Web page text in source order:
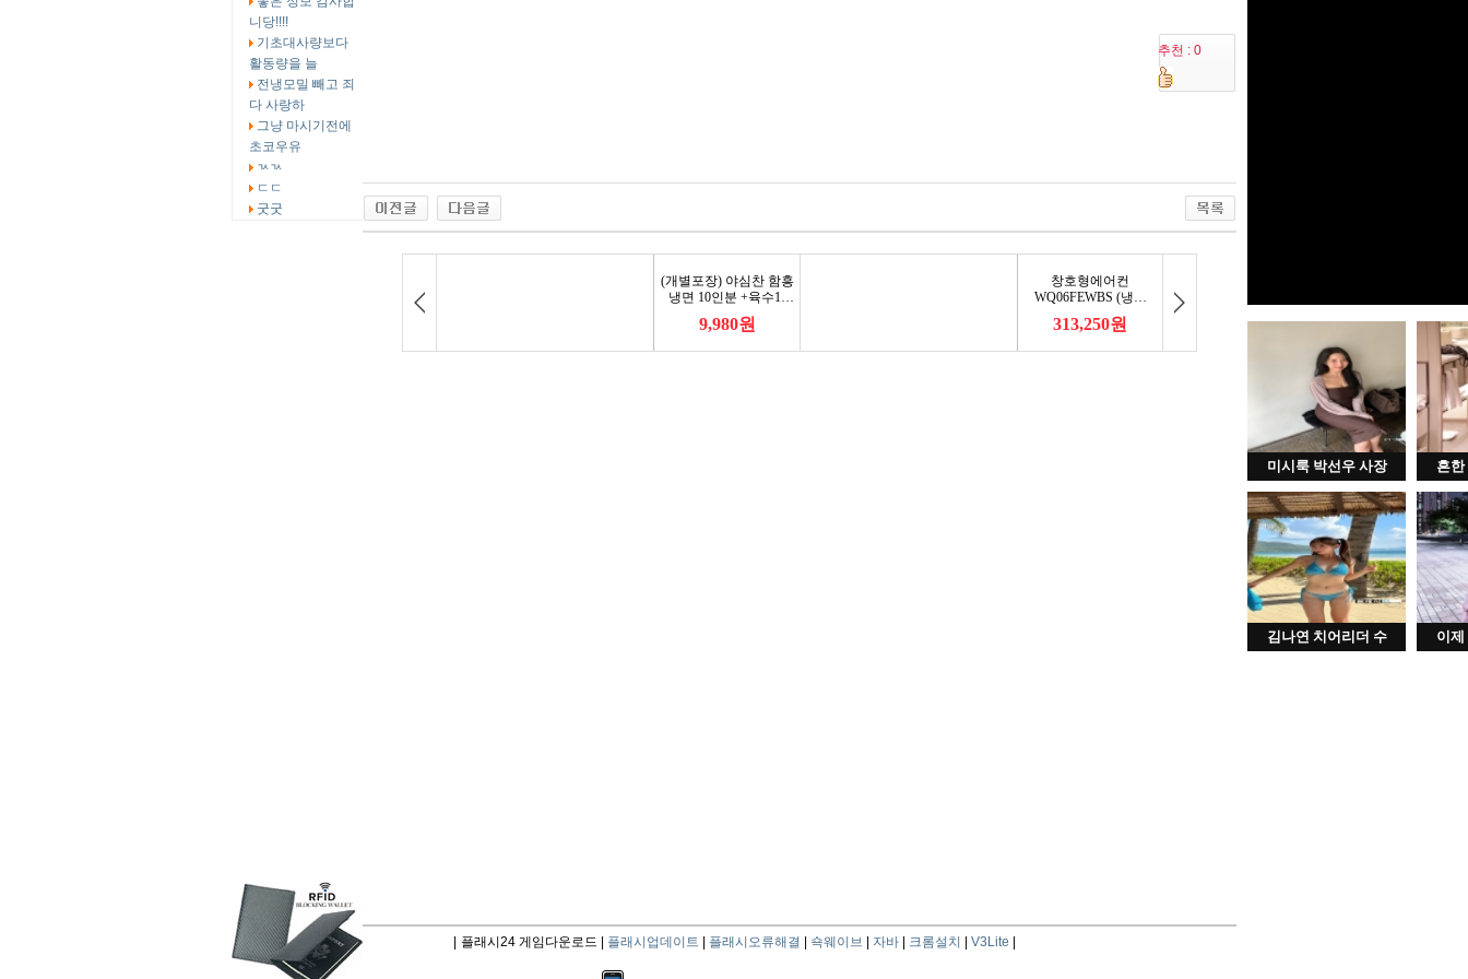
미시룩 박선우 사장 흔한
김나연 치어리더 수 이제
니당!!!!
기초대사량보다
활동량을 늘
전냉모밀 빼고 죄
다 사랑하
그냥 마시기전에
초코우유
ㄳㄳ
ㄷㄷ
굿굿
추천 : 0
플래시24 게임다운로드 | 플래시업데이트 플래시오류해결 쇽웨이브 자바| 크롬설치 V3Lite